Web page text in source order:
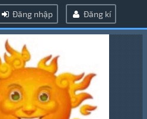
Đăng nhập Đăng kí